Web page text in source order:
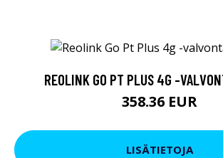
REOLINK GO PT PLUS 4G -
358.36 EUR
LISÄTIETOJA